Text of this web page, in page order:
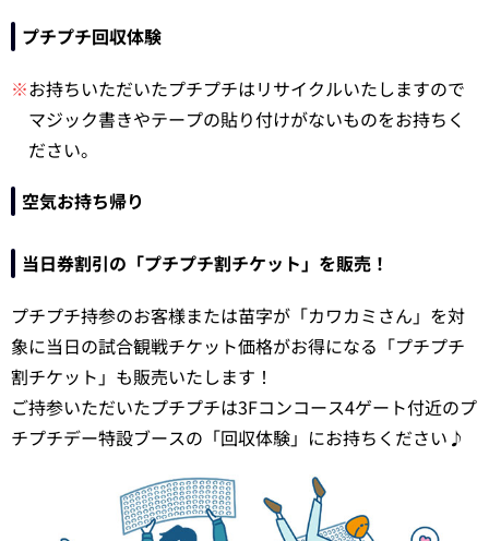
プチプチ回収体験
※お持ちいただいたプチプチはリサイクルいたしますので
マジック書きやテープの貼り付けがないものをお持ちく
ださい。
空気お持ち帰り
当日券割引の「プチプチ割チケット」を販売！
プチプチ持参のお客様または苗字が「カワカミさん」を対
象に当日の試合観戦チケット価格がお得になる「プチプチ
割チケット」も販売いたします！
ご持参いただいたプチプチは3Fコンコース4ゲート付近のプ
チプチデー特設ブースの「回収体験」にお持ちください♪